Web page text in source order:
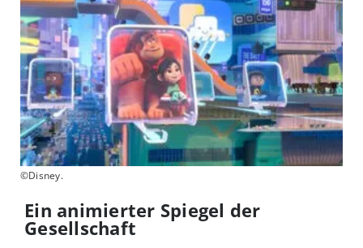
©Disney.
Ein animierter Spiegel der
Gesellschaft